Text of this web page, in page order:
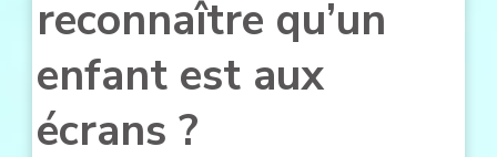
reconnaître qu’un
enfant est aux
écrans ?